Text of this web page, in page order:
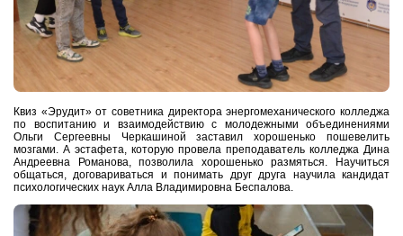
Квиз «Эрудит» от советника директора энергомеханического колледжа
по воспитанию и взаимодействию с молодежными объединениями
Ольги Сергеевны Черкашиной заставил хорошенько пошевелить
мозгами. А эстафета, которую провела преподаватель колледжа Дина
Андреевна Романова, позволила хорошенько размяться. Научиться
общаться, договариваться и понимать друг друга научила кандидат
психологических наук Алла Владимировна Беспалова.